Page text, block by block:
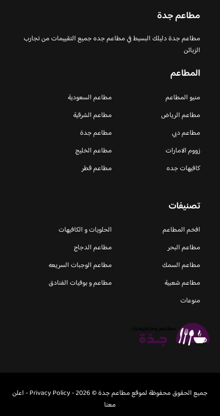
مطاعم جدة
مطاعم جدة دليلك البسيط في مطاعم جده جميع التقييمات من تجارب
الزبائن
المطاعم
منيو المطاعم
مطاعم السعودية
مطاعم الرياض
مطاعم الشرقية
مطاعم دبي
مطاعم جدة
زووم الامارات
مطاعم الخليج
كافيهات جده
مطاعم قطر
تصنيفات
افخم المطاعم
الحلويات و الكافيهات ‎
مطاعم البحر
مطاعم الدجاج
مطاعم السمك
مطاعم الوجبات السريعه
مطاعم شعبية
مطاعم و بوفيات الفنادق
منوعات
جميع الحقوق محفوظة لموقع مطاعم جدة © 2026 - Privacy Policy
-اعلن
معنا